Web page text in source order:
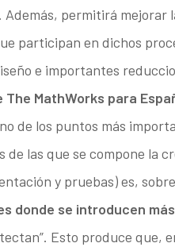
Además, permitirá
participan en dichos
e importantes
MathWorks para
de los puntos más
de las que se compone la
y pruebas) es,
donde se introducen
Esto produce que,